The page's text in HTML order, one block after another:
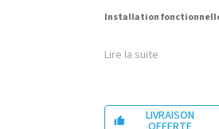
Installation
Lire la suite
 LIVRAISON